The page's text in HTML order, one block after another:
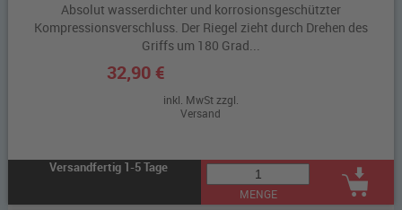
Absolut wasserdichter und korrosionsgeschützter
Kompressionsverschluss. Der Riegel zieht durch Drehen des
Griffs um 180 Grad...
32,90 €
inkl. MwSt zzgl.
Versand
Versandfertig 1-5 Tage
MENGE